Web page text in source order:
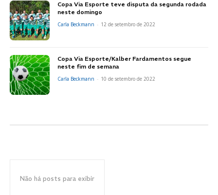
Copa Via Esporte teve disputa da segunda rodada
neste domingo
Carla Beckmann - 12 de setembro de 2022
Copa Via Esporte/Kalber Fardamentos segue
neste fim de semana
Carla Beckmann - 10 de setembro de 2022
Não há posts para exibir